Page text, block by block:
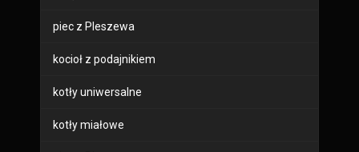
piec z Pleszewa
kocioł z podajnikiem
kotły uniwersalne
kotły miałowe